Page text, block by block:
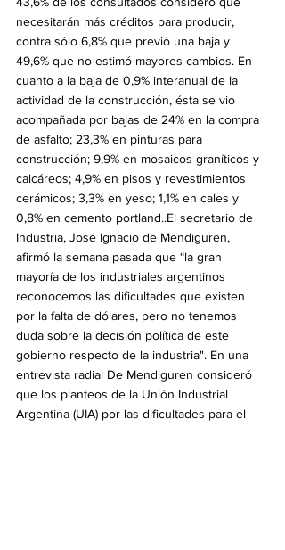
necesitarán más créditos para producir,
contra sólo 6,8% que previó una baja y
49,6% que no estimó mayores cambios. En
cuanto a la baja de 0,9% interanual de la
actividad de la construcción, ésta se vio
acompañada por bajas de 24% en la compra
de asfalto; 23,3% en pinturas para
construcción; 9,9% en mosaicos graníticos y
calcáreos; 4,9% en pisos y revestimientos
cerámicos; 3,3% en yeso; 1,1% en cales y
0,8% en cemento portland..El secretario de
Industria, José Ignacio de Mendiguren,
afirmó la semana pasada que “la gran
mayoría de los industriales argentinos
reconocemos las dificultades que existen
por la falta de dólares, pero no tenemos
duda sobre la decisión política de este
gobierno respecto de la industria". En una
entrevista radial De Mendiguren consideró
que los planteos de la Unión Industrial
Argentina (UIA) por las dificultades para el